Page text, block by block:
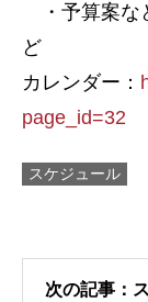
・予算案
ど
カレンダー：
page_id=32
スケジュール
次の記事：